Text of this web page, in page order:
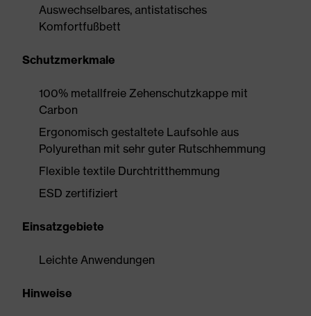
Auswechselbares, antistatisches
Komfortfußbett
Schutzmerkmale
100% metallfreie Zehenschutzkappe mit
Carbon
Ergonomisch gestaltete Laufsohle aus
Polyurethan mit sehr guter Rutschhemmung
Flexible textile Durchtritthemmung
ESD zertifiziert
Einsatzgebiete
Leichte Anwendungen
Hinweise